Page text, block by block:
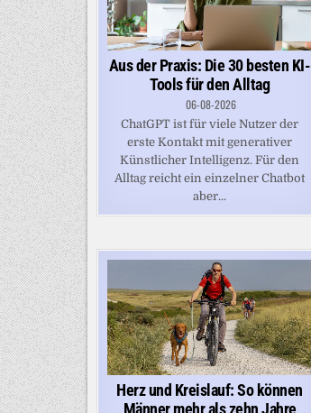
Aus der Praxis: Die 30 besten KI-
Tools für den Alltag
06-08-2026
ChatGPT ist für viele Nutzer der
erste Kontakt mit generativer
Künstlicher Intelligenz. Für den
Alltag reicht ein einzelner Chatbot
aber...
Herz und Kreislauf: So können
Männer mehr als zehn Jahre